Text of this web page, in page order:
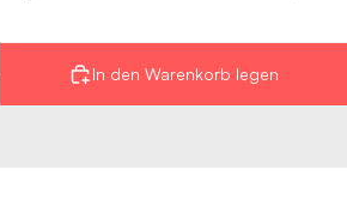
In den Warenkorb legen